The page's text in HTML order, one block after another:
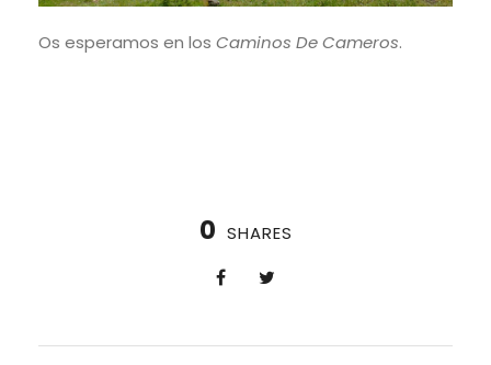
Os esperamos en los Caminos De Cameros.
0 SHARES